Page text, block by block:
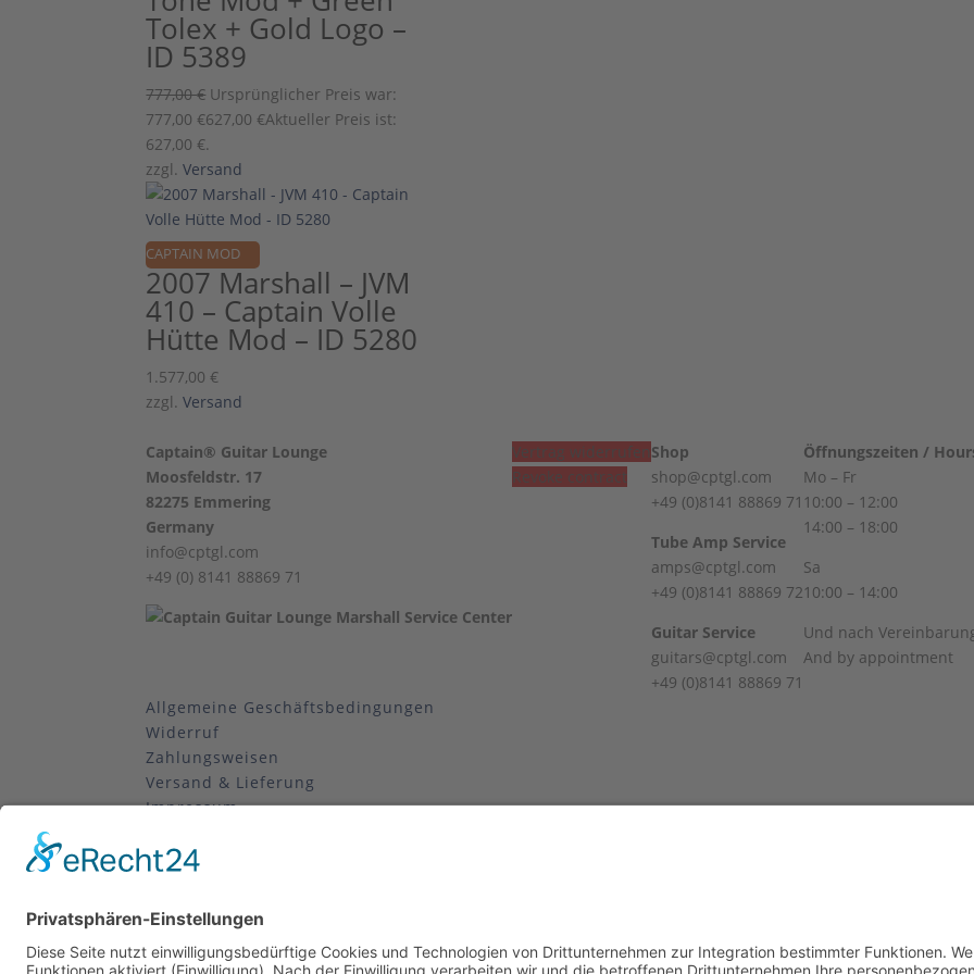
Tolex + Gold Logo –
ID 5389
777,00€ Ursprünglicher Preis war:
777,00 €627,00 €Aktueller Preis ist:
627,00 €.
zzgl.Versand
CAPTAIN MOD
2007 Marshall – JVM
410 – Captain Volle
Hütte Mod – ID 5280
1.577,00 €
zzgl.Versand
Captain® Guitar Lounge
Moosfeldstr. 17
82275 Emmering
Germany
info@cptgl.com
+49 (0) 8141 88869 71
Vertrag widerrufen
Revoke contract
Shop
shop@cptgl.com
+49 (0)8141 88869 71
Tube Amp Service
amps@cptgl.com
+49 (0)8141 88869 72
Guitar Service
guitars@cptgl.com
+49 (0)8141 88869 71
Öffnungszeiten /
Mo – Fr
10:00 – 12:00
14:00 – 18:00
Sa
10:00 – 14:00
Und nach
And by appointment
Allgemeine Geschäftsbedingungen
Widerruf
Zahlungsweisen
Versand & Lieferung
Impressum
Supported by Benz-Net | Designed by Captain Guitar Lounge | Powered by WordPress | Copyright 2010-2026
Shopping Cart